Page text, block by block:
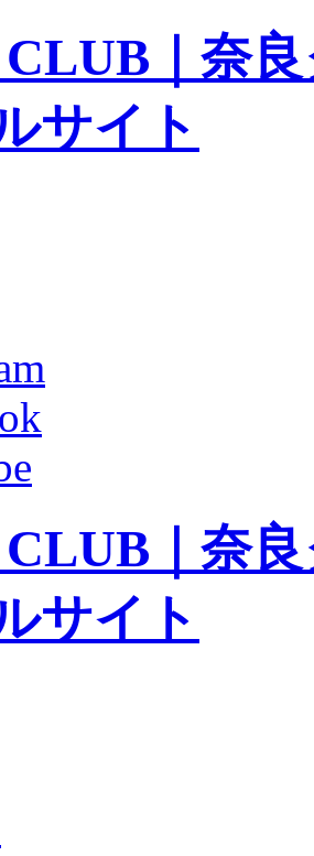
ニティ
プチーム
プチームスタッフ
スクール
チーム「volundeer」
ロード
＆マナー
管理規定
用ガイドライン
ファンサービスについて
治安田J3リーグ2026/27シーズン試